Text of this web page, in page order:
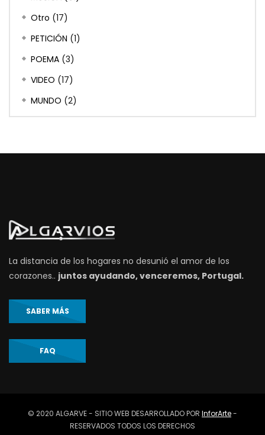
Otro (17)
PETICIÓN (1)
POEMA (3)
VIDEO (17)
MUNDO (2)
La distancia de los hogares no desunió el amor de los
corazones.. juntos ayudando, venceremos, Portugal.
SABER MÁS
FAQ
© 2020 ALGARVE - SITIO WEB DESARROLLADO POR InforArte-
RESERVADOS TODOS LOS DERECHOS